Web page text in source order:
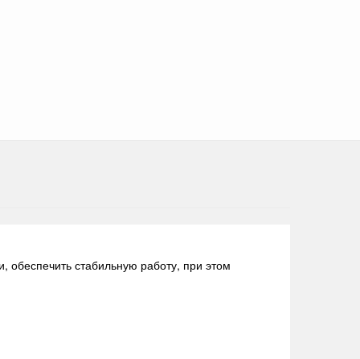
обеспечить стабильную работу, при этом